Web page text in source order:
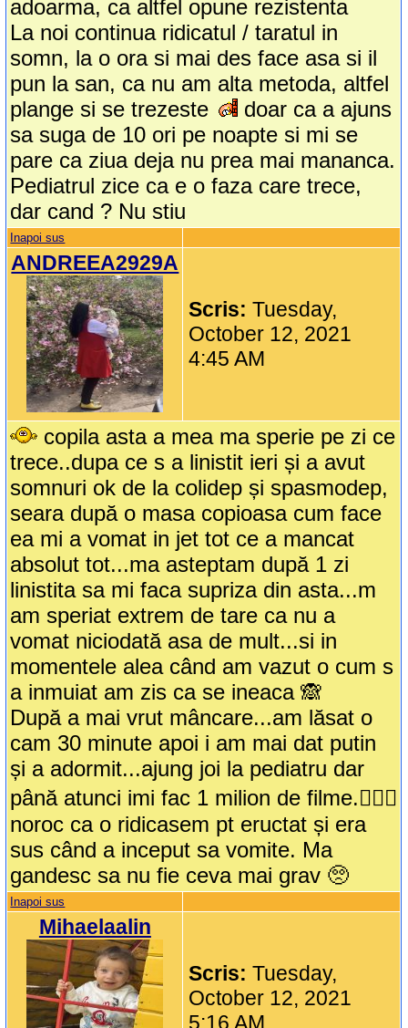
adoarma, ca altfel opune rezistenta
La noi continua ridicatul / taratul in
somn, la o ora si mai des face asa si il
pun la san, ca nu am alta metoda, altfel
plange si se trezeste
doar ca a ajuns
sa suga de 10 ori pe noapte si mi se
pare ca ziua deja nu prea mai mananca.
Pediatrul zice ca e o faza care trece,
dar cand ? Nu stiu
Inapoi sus
ANDREEA2929A
Scris:Tuesday,
October 12, 2021
4:45 AM
copila asta a mea ma sperie pe zi ce
trece..dupa ce s a linistit ieri și a avut
somnuri ok de la colidep și spasmodep,
seara după o masa copioasa cum face
ea mi a vomat in jet tot ce a mancat
absolut tot...ma asteptam după 1 zi
linistita sa mi faca supriza din asta...m
am speriat extrem de tare ca nu a
vomat niciodată asa de mult...si in
momentele alea când am vazut o cum s
a inmuiat am zis ca se ineaca 🙈
După a mai vrut mâncare...am lăsat o
cam 30 minute apoi i am mai dat putin
și a adormit...ajung joi la pediatru dar
până atunci imi fac 1 milion de filme.🤦🏻‍♀️
noroc ca o ridicasem pt eructat și era
sus când a inceput sa vomite. Ma
gandesc sa nu fie ceva mai grav 🥺
Inapoi sus
Mihaelaalin
Scris:Tuesday,
October 12, 2021
5:16 AM